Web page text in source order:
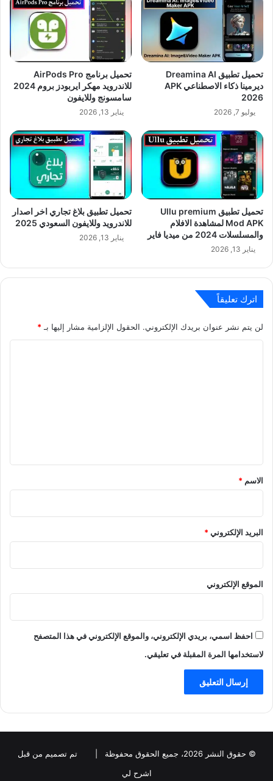
تحميل تطبيق Dreamina AI
ديرمينا ذكاء الاصطناعي APK
2026
يوليو 7, 2026
تحميل برنامج AirPods Pro
للاندرويد مهكر ايربودز بروم 2024
سامسونج وللايفون
يناير 13, 2026
تحميل تطبيق Ullu premium
Mod APK لمشاهدة الافلام
والمسلسلات 2024 من ميديا فاير
يناير 13, 2026
تحميل تطبيق بلاغ تجاري اخر اصدار
للاندرويد وللايفون السعودي 2025
يناير 13, 2026
اترك تعليقاً
لن يتم نشر عنوان بريدك الإلكتروني. الحقول الإلزامية مشار إليها بـ *
*
الاسم *
البريد الإلكتروني*
الموقع الإلكتروني
احفظ اسمي، بريدي الإلكتروني، والموقع الإلكتروني في هذا المتصفح
لاستخدامها المرة المقبلة في تعليقي.
© حقوق النشر 2026، جميع الحقوق محفوظة |
تم تصميم من قبل
اشرح لي